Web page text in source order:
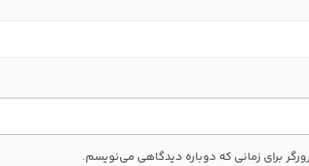
برای زمانی که دوباره دیدگاهی می‌نویسم.